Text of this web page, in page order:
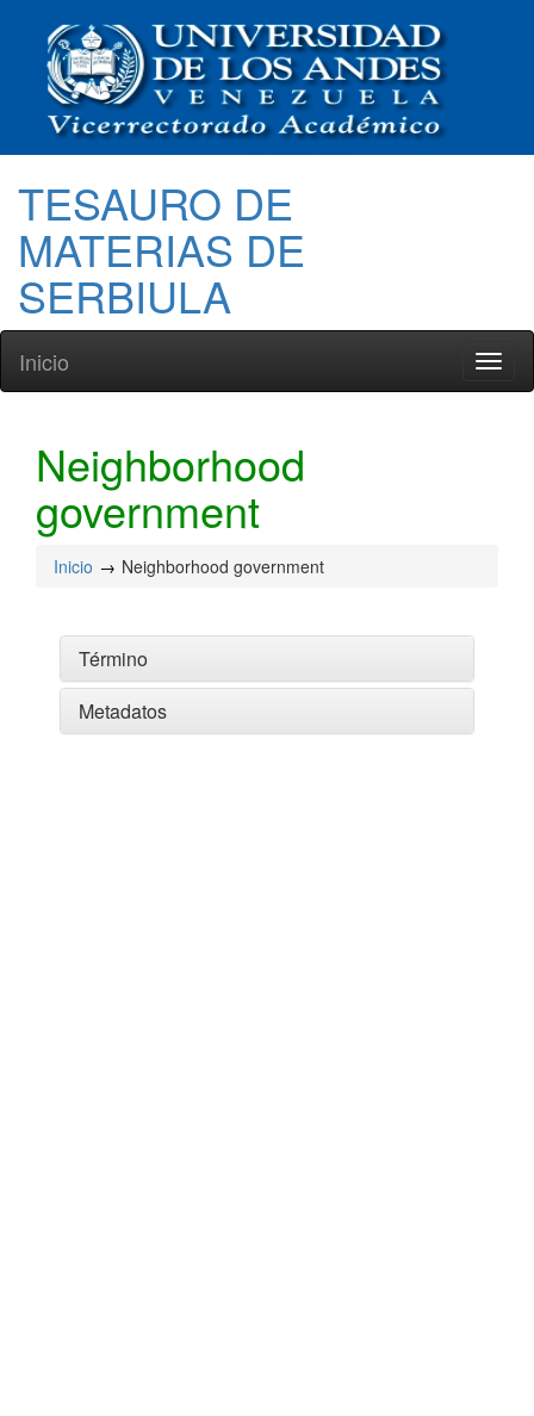
TESAURO DE
MATERIAS DE
SERBIULA
Inicio
Neighborhood
government
Inicio Neighborhood government
Término
Metadatos